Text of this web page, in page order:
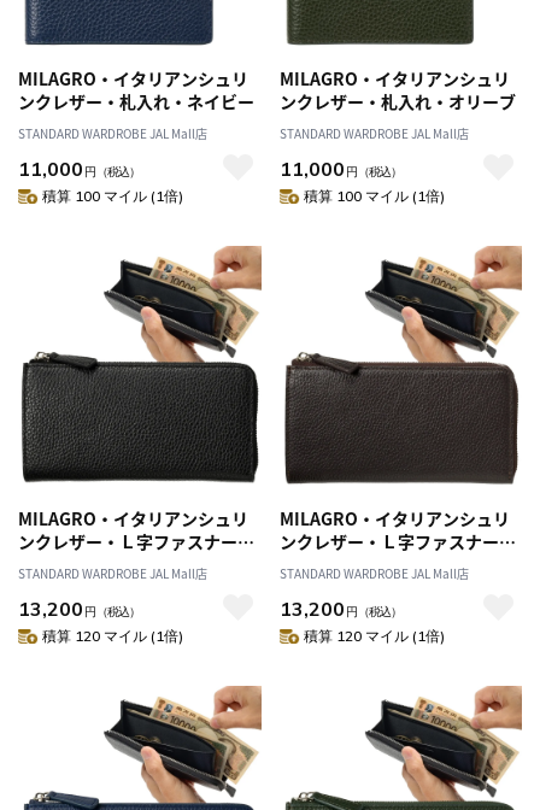
MILAGRO・イタリアンシュリ
ンクレザー・札入れ・ネイビー
STANDARD WARDROBE JAL Mall店
11,000 円 （税込）
積算 100 マイル (1倍)
MILAGRO・イタリアンシュリ
ンクレザー・札入れ・オリーブ
STANDARD WARDROBE JAL Mall店
11,000 円 （税込）
積算 100 マイル (1倍)
MILAGRO・イタリアンシュリ
ンクレザー・Ｌ字ファスナース
リムウォレット・ブラック
STANDARD WARDROBE JAL Mall店
13,200 円 （税込）
積算 120 マイル (1倍)
MILAGRO・イタリアンシュリ
ンクレザー・Ｌ字ファスナース
リムウォレット・ダークブラウ
ン
STANDARD WARDROBE JAL Mall店
13,200 円 （税込）
積算 120 マイル (1倍)